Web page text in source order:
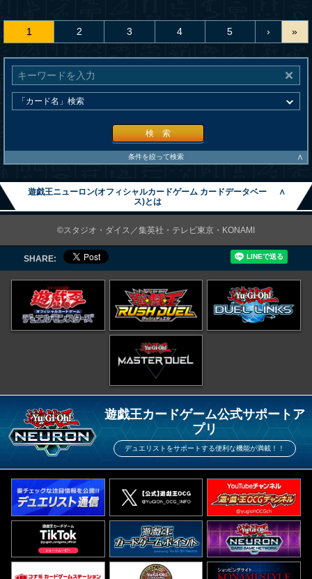
1 2 3 4 5 › »
検 索
条件を絞って検索 ∧
遊戯王ニューロン(オフィシャルカードゲーム カードデータベー
ス)とは
∧
©スタジオ・ダイス／集英社・テレビ東京・KONAMI
SHARE:
遊戯王カードゲーム公式サポートア
プリ
デュエリストをサポートする便利な機能が満載！！